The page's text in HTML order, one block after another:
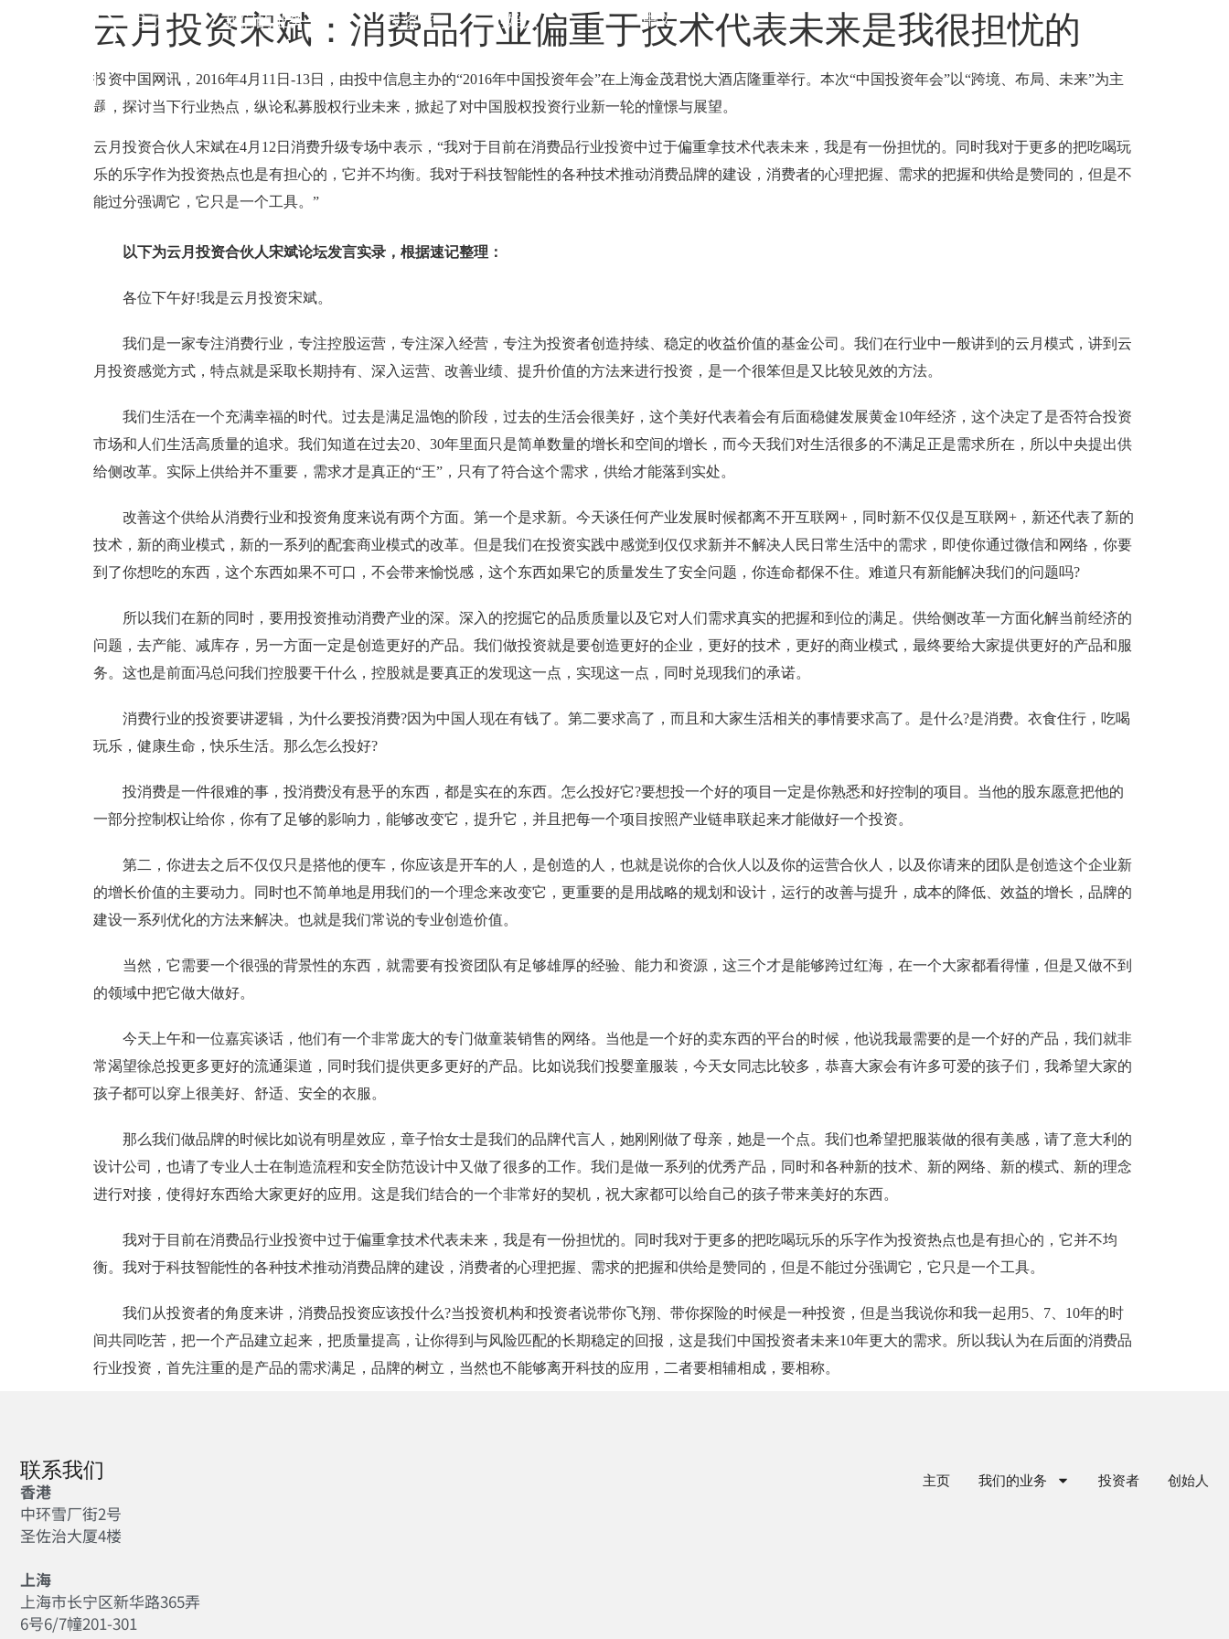
主页 我们的业务 投资者 创始人 中文
云月投资宋斌：消费品行业偏重于技术代表未来是我很担忧的
投资中国网讯，2016年4月11日-13日，由投中信息主办的“2016年中国投资年会”在上海金茂君悦大酒店隆重举行。本次“中国投资年会”以“跨境、布局、未来”为主
题，探讨当下行业热点，纵论私募股权行业未来，掀起了对中国股权投资行业新一轮的憧憬与展望。
云月投资合伙人宋斌在4月12日消费升级专场中表示，“我对于目前在消费品行业投资中过于偏重拿技术代表未来，我是有一份担忧的。同时我对于更多的把吃喝玩
乐的乐字作为投资热点也是有担心的，它并不均衡。我对于科技智能性的各种技术推动消费品牌的建设，消费者的心理把握、需求的把握和供给是赞同的，但是不
能过分强调它，它只是一个工具。”
以下为云月投资合伙人宋斌论坛发言实录，根据速记整理：
各位下午好!我是云月投资宋斌。
我们是一家专注消费行业，专注控股运营，专注深入经营，专注为投资者创造持续、稳定的收益价值的基金公司。我们在行业中一般讲到的云月模式，讲到云
月投资感觉方式，特点就是采取长期持有、深入运营、改善业绩、提升价值的方法来进行投资，是一个很笨但是又比较见效的方法。
我们生活在一个充满幸福的时代。过去是满足温饱的阶段，过去的生活会很美好，这个美好代表着会有后面稳健发展黄金10年经济，这个决定了是否符合投资
市场和人们生活高质量的追求。我们知道在过去20、30年里面只是简单数量的增长和空间的增长，而今天我们对生活很多的不满足正是需求所在，所以中央提出供
给侧改革。实际上供给并不重要，需求才是真正的“王”，只有了符合这个需求，供给才能落到实处。
改善这个供给从消费行业和投资角度来说有两个方面。第一个是求新。今天谈任何产业发展时候都离不开互联网+，同时新不仅仅是互联网+，新还代表了新的
技术，新的商业模式，新的一系列的配套商业模式的改革。但是我们在投资实践中感觉到仅仅求新并不解决人民日常生活中的需求，即使你通过微信和网络，你要
到了你想吃的东西，这个东西如果不可口，不会带来愉悦感，这个东西如果它的质量发生了安全问题，你连命都保不住。难道只有新能解决我们的问题吗?
所以我们在新的同时，要用投资推动消费产业的深。深入的挖掘它的品质质量以及它对人们需求真实的把握和到位的满足。供给侧改革一方面化解当前经济的
问题，去产能、减库存，另一方面一定是创造更好的产品。我们做投资就是要创造更好的企业，更好的技术，更好的商业模式，最终要给大家提供更好的产品和服
务。这也是前面冯总问我们控股要干什么，控股就是要真正的发现这一点，实现这一点，同时兑现我们的承诺。
消费行业的投资要讲逻辑，为什么要投消费?因为中国人现在有钱了。第二要求高了，而且和大家生活相关的事情要求高了。是什么?是消费。衣食住行，吃喝
玩乐，健康生命，快乐生活。那么怎么投好?
投消费是一件很难的事，投消费没有悬乎的东西，都是实在的东西。怎么投好它?要想投一个好的项目一定是你熟悉和好控制的项目。当他的股东愿意把他的
一部分控制权让给你，你有了足够的影响力，能够改变它，提升它，并且把每一个项目按照产业链串联起来才能做好一个投资。
第二，你进去之后不仅仅只是搭他的便车，你应该是开车的人，是创造的人，也就是说你的合伙人以及你的运营合伙人，以及你请来的团队是创造这个企业新
的增长价值的主要动力。同时也不简单地是用我们的一个理念来改变它，更重要的是用战略的规划和设计，运行的改善与提升，成本的降低、效益的增长，品牌的
建设一系列优化的方法来解决。也就是我们常说的专业创造价值。
当然，它需要一个很强的背景性的东西，就需要有投资团队有足够雄厚的经验、能力和资源，这三个才是能够跨过红海，在一个大家都看得懂，但是又做不到
的领域中把它做大做好。
今天上午和一位嘉宾谈话，他们有一个非常庞大的专门做童装销售的网络。当他是一个好的卖东西的平台的时候，他说我最需要的是一个好的产品，我们就非
常渴望徐总投更多更好的流通渠道，同时我们提供更多更好的产品。比如说我们投婴童服装，今天女同志比较多，恭喜大家会有许多可爱的孩子们，我希望大家的
孩子都可以穿上很美好、舒适、安全的衣服。
那么我们做品牌的时候比如说有明星效应，章子怡女士是我们的品牌代言人，她刚刚做了母亲，她是一个点。我们也希望把服装做的很有美感，请了意大利的
设计公司，也请了专业人士在制造流程和安全防范设计中又做了很多的工作。我们是做一系列的优秀产品，同时和各种新的技术、新的网络、新的模式、新的理念
进行对接，使得好东西给大家更好的应用。这是我们结合的一个非常好的契机，祝大家都可以给自己的孩子带来美好的东西。
我对于目前在消费品行业投资中过于偏重拿技术代表未来，我是有一份担忧的。同时我对于更多的把吃喝玩乐的乐字作为投资热点也是有担心的，它并不均
衡。我对于科技智能性的各种技术推动消费品牌的建设，消费者的心理把握、需求的把握和供给是赞同的，但是不能过分强调它，它只是一个工具。
我们从投资者的角度来讲，消费品投资应该投什么?当投资机构和投资者说带你飞翔、带你探险的时候是一种投资，但是当我说你和我一起用5、7、10年的时
间共同吃苦，把一个产品建立起来，把质量提高，让你得到与风险匹配的长期稳定的回报，这是我们中国投资者未来10年更大的需求。所以我认为在后面的消费品
行业投资，首先注重的是产品的需求满足，品牌的树立，当然也不能够离开科技的应用，二者要相辅相成，要相称。
联系我们
香港
中环雪厂街2号
圣佐治大厦4楼
上海
上海市长宁区新华路365弄
6号6/7幢201-301
主页 我们的业务 投资者 创始人